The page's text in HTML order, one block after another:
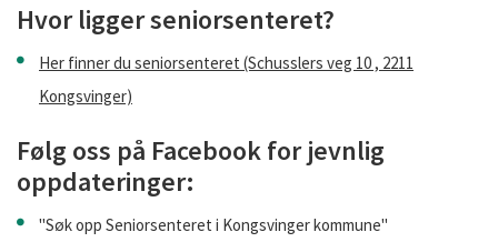
Hvor ligger seniorsenteret?
Her finner du seniorsenteret (Schusslers veg 10 , 2211
Kongsvinger)
Følg oss på Facebook for jevnlig
oppdateringer:
"Søk opp Seniorsenteret i Kongsvinger kommune"